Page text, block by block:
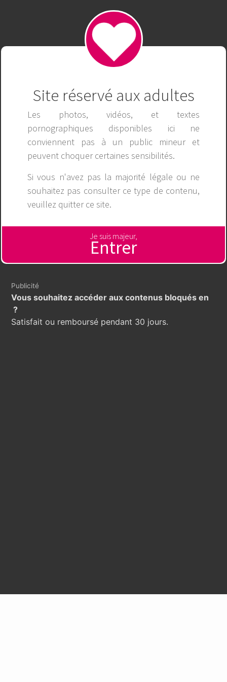
Site réservé aux adultes
Les photos, vidéos, et textes
pornographiques disponibles ici ne
conviennent pas à un public mineur et
peuvent choquer certaines sensibilités.
Si vous n'avez pas la majorité légale ou ne
souhaitez pas consulter ce type de contenu,
veuillez quitter ce site.
Je suis majeur,
Entrer
Publicité
Vous souhaitez accéder aux contenus bloqués en
?
Satisfait ou remboursé pendant 30 jours.